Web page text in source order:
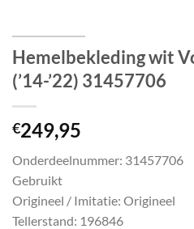
Hemelbekleding wit
(’14-’22) 31457706
€249,95
Onderdeelnummer: 31457706
Gebruikt
Origineel / Imitatie: Origineel
Tellerstand: 196846